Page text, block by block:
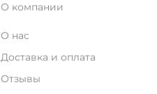
О компании
О нас
Доставка и оплата
Отзывы